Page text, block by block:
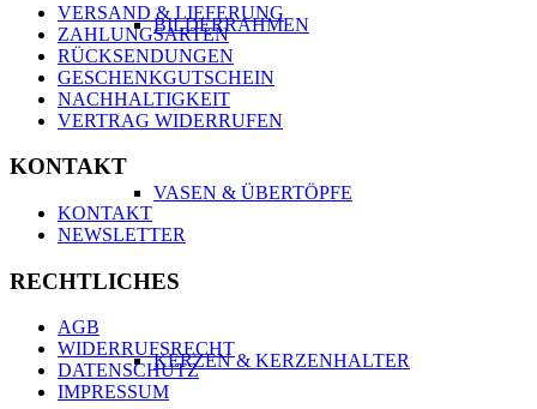
BILDERRAHMEN
VASEN & ÜBERTÖPFE
KERZEN & KERZENHALTER
VERSAND & LIEFERUNG
ZAHLUNGSARTEN
RÜCKSENDUNGEN
GESCHENKGUTSCHEIN
NACHHALTIGKEIT
VERTRAG WIDERRUFEN
KONTAKT
KONTAKT
NEWSLETTER
RECHTLICHES
AGB
WIDERRUFSRECHT
DATENSCHUTZ
IMPRESSUM